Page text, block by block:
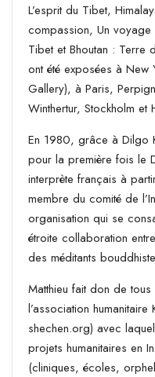
L’esprit du Tibet,
compassion, Un
Tibet et Bhoutan : Terre
ont été exposées à New
Gallery), à Paris,
Winthertur, Stockholm et
En 1980, grâce à Dilgo
pour la première fois le
interprète français à
membre du comité de
organisation qui se
étroite collaboration
des méditants
Matthieu fait don de
l’association humanitaire
shechen.org) avec
projets humanitaires en
(cliniques, écoles,